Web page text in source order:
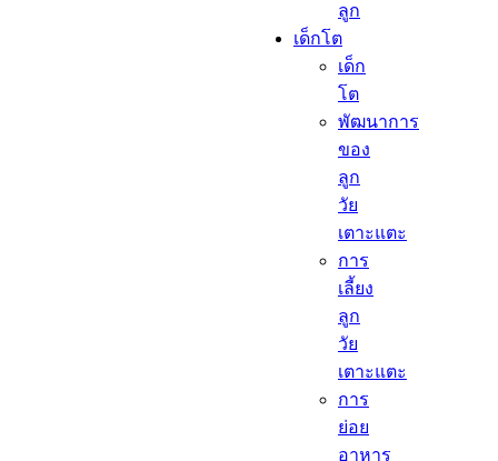
ลูก​
เด็กโต​
เด็ก
โต​
พัฒนาการ
ของ
ลูก
วัย
เตาะแตะ
การ
เลี้ยง
ลูก
วัย
เตาะแตะ
การ
ย่อย
อาหาร